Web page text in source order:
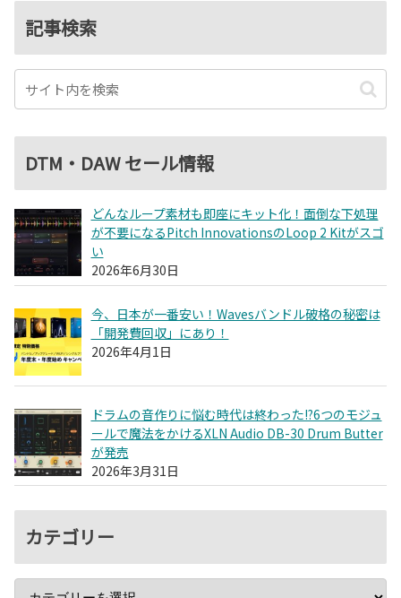
記事検索
DTM・DAW セール情報
どんなループ素材も即座にキット化！面倒な下処理
が不要になるPitch InnovationsのLoop 2 Kitがスゴ
い
2026年6月30日
今、日本が一番安い！Wavesバンドル破格の秘密は
「開発費回収」にあり！
2026年4月1日
ドラムの音作りに悩む時代は終わった!?6つのモジュ
ールで魔法をかけるXLN Audio DB-30 Drum Butter
が発売
2026年3月31日
カテゴリー